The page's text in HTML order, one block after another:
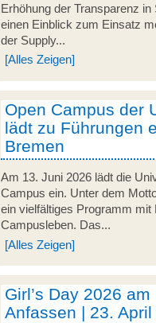
Erhöhung der Transparenz
einen Einblick zum Einsatz
der Supply...
[Alles Zeigen]
Open Campus der
lädt zu Führungen
Bremen
Am 13. Juni 2026 lädt die
Campus ein. Unter dem
ein vielfältiges Programm
Campusleben. Das...
[Alles Zeigen]
Girl’s Day 2026
Anfassen | 23.